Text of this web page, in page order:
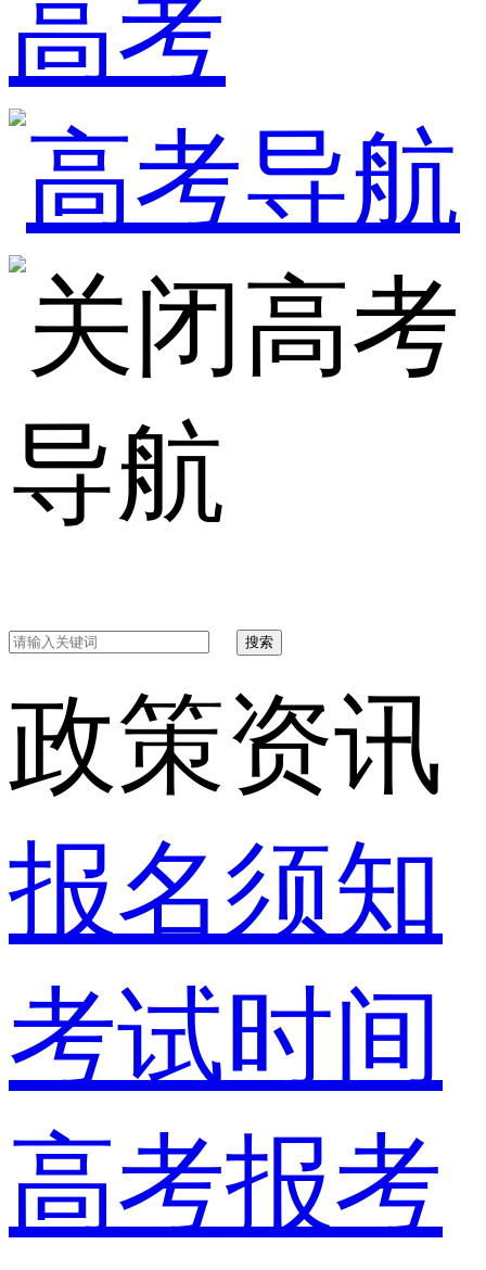
高考
高考
导航
搜索
政策资讯
报名须知
考试时间
高考报考